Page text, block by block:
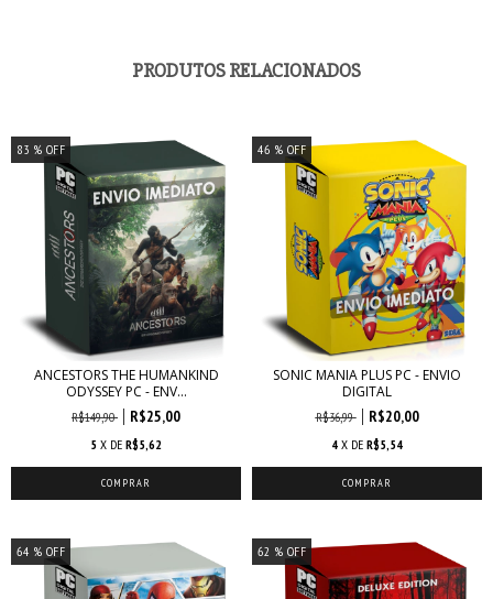
PRODUTOS RELACIONADOS
83 % OFF
ANCESTORS THE HUMANKIND
ODYSSEY PC - ENV...
R$149,90 R$25,00
5 X DE R$5,62
46 % OFF
SONIC MANIA PLUS PC - ENVIO
DIGITAL
R$36,99 R$20,00
4 X DE R$5,54
64 % OFF 62 % OFF